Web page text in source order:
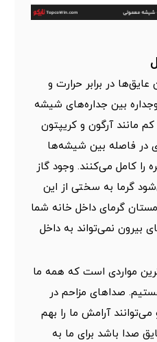
عایق‌ها در برابر حرارت و
بین جداره‌های شیشه
مانند آرگون و کریپتون
در فاصله بین شیشه‌ها
را کامل می‌کنند. وجود گاز
گرما به سختی از این
گرمای داخل خانه شما
بیرون نمی‌تواند به داخل
مواردی است که همه ما
صداهای مزاحم در
می‌توانند آرامش ما را بهم
صدا باشد برای ما به